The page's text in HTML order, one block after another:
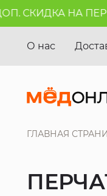
СКИДКА НА
О нас
ГЛАВНАЯ